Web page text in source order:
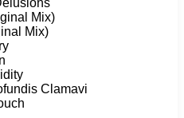
Mix)
Mix)
Clаmаvi